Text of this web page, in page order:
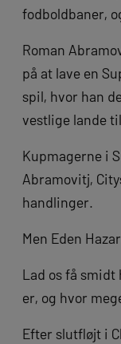
fodboldbaner,
Roman
på at lave en
spil, hvor han
vestlige lande
Kupmagerne i
Abramovitj,
handlinger.
Men Eden
Lad os få smidt
er, og hvor
Efter slutfløjt i